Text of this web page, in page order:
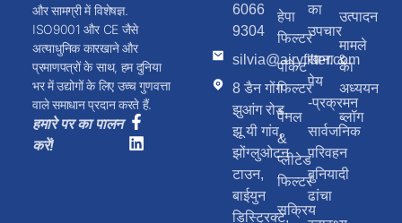
और सामग्री में विशेषज्ञ.
ISO9001 और CE जैसे
अत्याधुनिक कारखाने और
प्रमाणपत्रों के साथ, हम दुनिया
भर में उद्योगों के लिए उच्च गुणवत्ता
वाले समाधान प्रदान करते हैं.
हमारे पर का पालन
करें!
हेपा
फिल्टर
पॉकेट
फिल्टर
पैनल
&
प्लीटेड
फिल्टर
सक्रिय
का
उपचार
खाना &
पेय
-प्रक्रमन
सार्वजनिक
परिवहन
बुनियादी
ढांचा
उत्पादन
मामले
का
अध्ययन
ब्लॉग
6066
9304
silvia@airyfilter.com
8 डैन गोंग
झुआंग रोड,
झू यी गांव,
झोंग्लुओटन
टाउन,
बाईयुन
डिस्ट्रिक्ट,